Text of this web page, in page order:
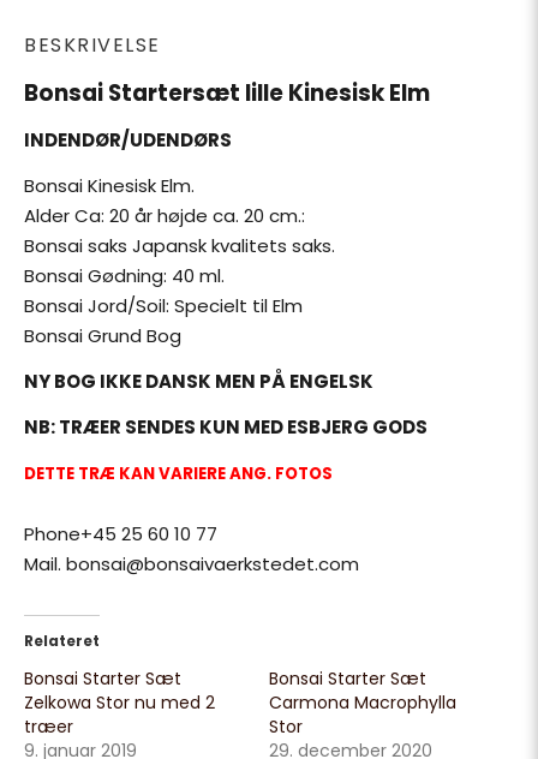
BESKRIVELSE
Bonsai Startersæt lille Kinesisk Elm
INDENDØR/UDENDØRS
Bonsai Kinesisk Elm.
Alder Ca: 20 år højde ca. 20 cm.:
Bonsai saks Japansk kvalitets saks.
Bonsai Gødning: 40 ml.
Bonsai Jord/Soil: Specielt til Elm
Bonsai Grund Bog
NY BOG IKKE DANSK MEN PÅ ENGELSK
NB: TRÆER SENDES KUN MED ESBJERG GODS
DETTE TRÆ KAN VARIERE ANG. FOTOS
Phone+45 25 60 10 77
Mail. bonsai@bonsaivaerkstedet.com
Relateret
Bonsai Starter Sæt
Zelkowa Stor nu med 2
træer
9. januar 2019
Bonsai Starter Sæt
Carmona Macrophylla
Stor
29. december 2020